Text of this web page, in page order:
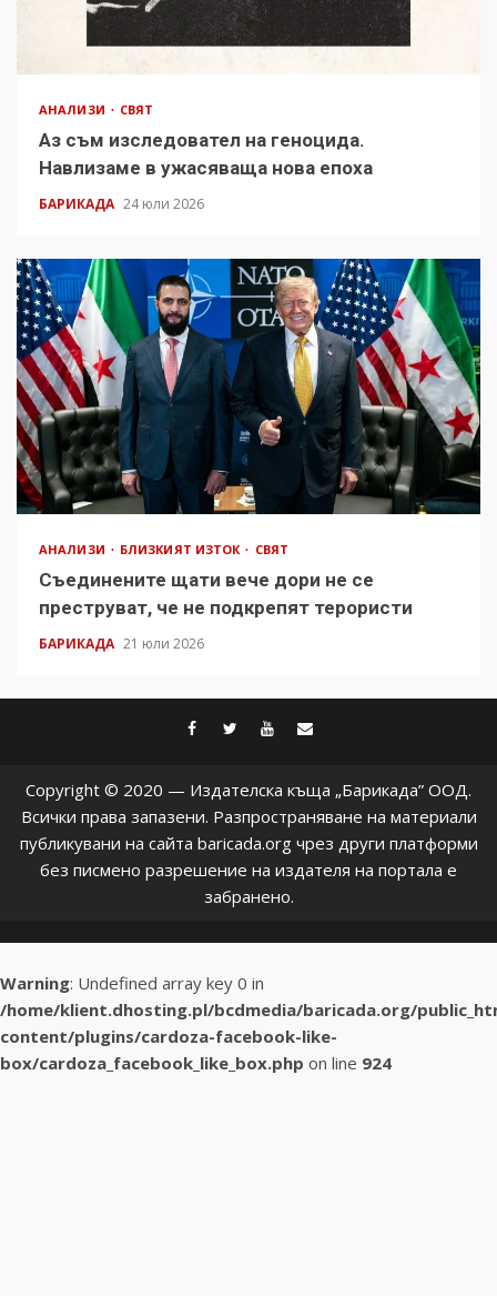
АНАЛИЗИ СВЯТ
Аз съм изследовател на геноцида.
Навлизаме в ужасяваща нова епоха
БАРИКАДА 24 юли 2026
АНАЛИЗИ БЛИЗКИЯТ ИЗТОК СВЯТ
Съединените щати вече дори не се
преструват, че не подкрепят терористи
БАРИКАДА 21 юли 2026
facebook
twitter
youtube
Copyright © 2020 — Издателска къща „Барикада” ООД.
Всички права запазени. Разпространяване на материали
публикувани на сайта baricada.org чрез други платформи
без писмено разрешение на издателя на портала е
забранено.
Warning: Undefined array key 0 in
/home/klient.dhosting.pl/bcdmedia/baricada.org/
content/plugins/cardoza-facebook-like-
box/cardoza_facebook_like_box.php on line 924